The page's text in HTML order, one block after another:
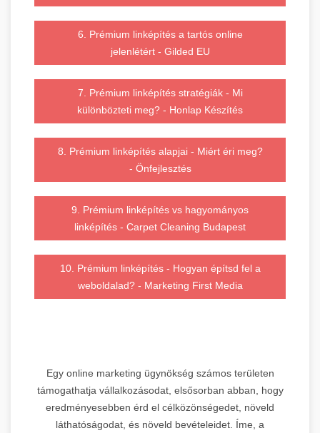
6. Prémium linképítés a tartós online
jelenlétért - Gilded EU
7. Prémium linképítés stratégiák - Mi
különbözteti meg? - Honlap Készítés
8. Prémium linképítés alapjai - Miért éri meg?
- Önfejlesztés
9. Prémium linképítés vs hagyományos
linképítés - Carpet Cleaning Budapest
10. Prémium linképítés - Hogyan építsd fel a
weboldalad? - Marketing First Media
Egy online marketing ügynökség számos területen
támogathatja vállalkozásodat, elsősorban abban, hogy
eredményesebben érd el célközönségedet, növeld
láthatóságodat, és növeld bevételeidet. Íme, a